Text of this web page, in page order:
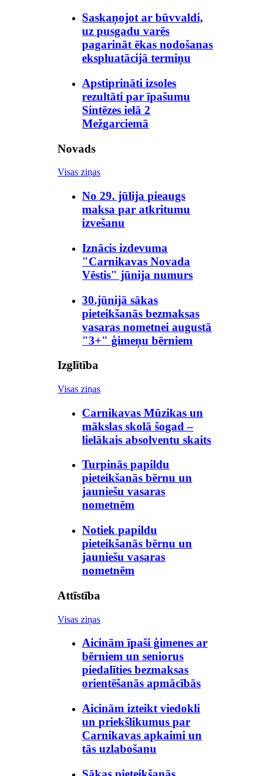
Saskaņojot ar būvvaldi,
uz pusgadu varēs
pagarināt ēkas nodošanas
ekspluatācijā termiņu
Apstiprināti izsoles
rezultāti par īpašumu
Sintēzes ielā 2
Mežgarciemā
Novads
Visas ziņas
No 29. jūlija pieaugs
maksa par atkritumu
izvešanu
Iznācis izdevuma
"Carnikavas Novada
Vēstis" jūnija numurs
30.jūnijā sākas
pieteikšanās bezmaksas
vasaras nometnei augustā
"3+" ģimeņu bērniem
Izglītība
Visas ziņas
Carnikavas Mūzikas un
mākslas skolā šogad –
lielākais absolventu skaits
Turpinās papildu
pieteikšanās bērnu un
jauniešu vasaras
nometnēm
Notiek papildu
pieteikšanās bērnu un
jauniešu vasaras
nometnēm
Attīstība
Visas ziņas
Aicinām īpaši ģimenes ar
bērniem un seniorus
piedalīties bezmaksas
orientēšanās apmācībās
Aicinām izteikt viedokli
un priekšlikumus par
Carnikavas apkaimi un
tās uzlabošanu